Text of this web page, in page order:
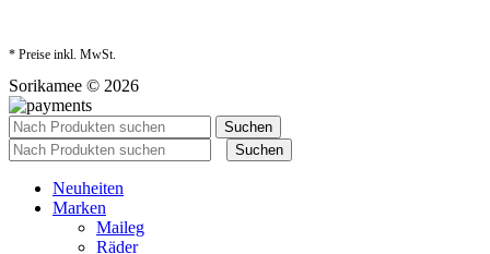
* Preise inkl. MwSt.
Sorikamee © 2026
Suchen
Suchen
Neuheiten
Marken
Maileg
Räder